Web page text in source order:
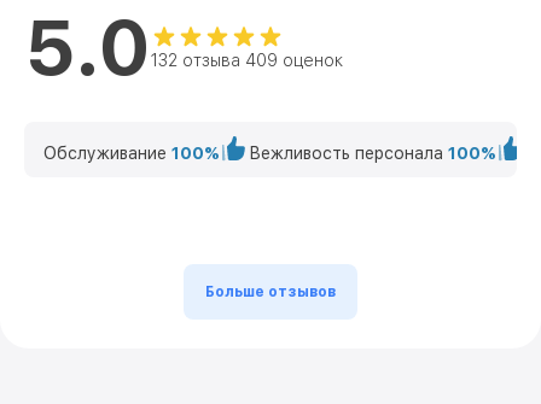
5.0 132 отзыва 409 оценок
Обслуживание 100% Вежливость персонала 100%
Больше отзывов